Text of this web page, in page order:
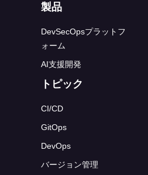
製品
DevSecOpsプラットフ
ォーム
AI支援開発
トピック
CI/CD
GitOps
DevOps
バージョン管理